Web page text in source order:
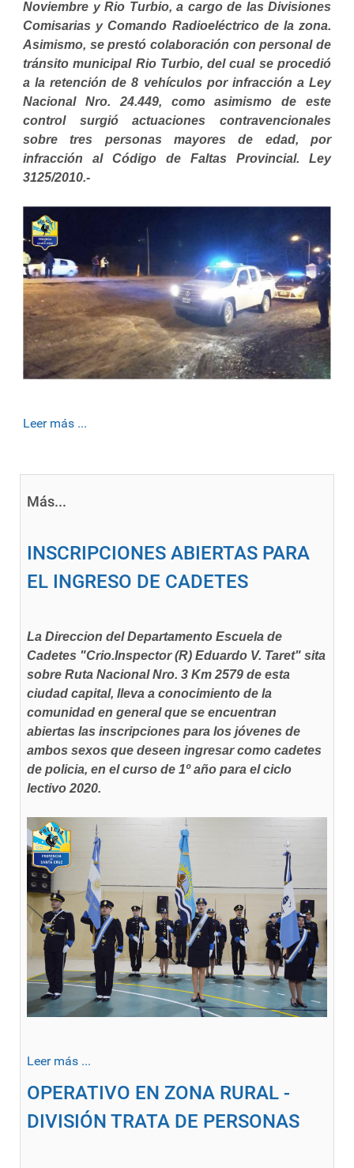
Noviembre y Rio Turbio, a cargo de las Divisiones
Comisarias y Comando Radioeléctrico de la zona.
Asimismo, se prestó colaboración con personal de
tránsito municipal Rio Turbio, del cual se procedió
a la retención de 8 vehículos por infracción a Ley
Nacional Nro. 24.449, como asimismo de este
control surgió actuaciones contravencionales
sobre tres personas mayores de edad, por
infracción al Código de Faltas Provincial. Ley
3125/2010.-
Leer más ...
Más...
INSCRIPCIONES ABIERTAS PARA
EL INGRESO DE CADETES
La Direccion del Departamento Escuela de
Cadetes "Crio.Inspector (R) Eduardo V. Taret" sita
sobre Ruta Nacional Nro. 3 Km 2579 de esta
ciudad capital, lleva a conocimiento de la
comunidad en general que se encuentran
abiertas las inscripciones para los jóvenes de
ambos sexos que deseen ingresar como cadetes
de policia, en el curso de 1º año para el ciclo
lectivo 2020.
Leer más ...
OPERATIVO EN ZONA RURAL -
DIVISIÓN TRATA DE PERSONAS